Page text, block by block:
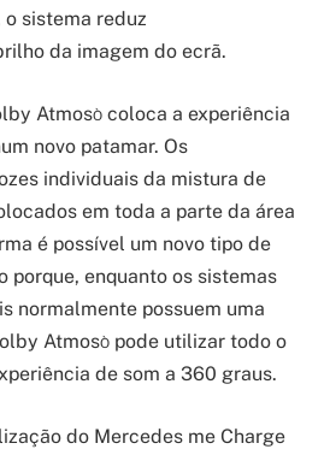
sistema reduz
da imagem do ecrã.
AtmosÒ coloca a experiência
novo patamar. Os
individuais da mistura de
em toda a parte da área
é possível um novo tipo de
porque, enquanto os sistemas
normalmente possuem uma
AtmosÒ pode utilizar todo o
de som a 360 graus.
do Mercedes me Charge